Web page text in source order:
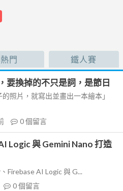
熱門 鐵人賽
要換掉的不只是詞，是節日
照片，就寫出並畫出一本繪本」
0個留言
Logic 與 Gemini Nano 打造
Firebase AI Logic 與 G...
0個留言